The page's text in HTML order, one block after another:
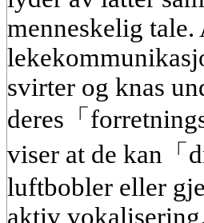
menneskelig
svirter og knas
deres「
viser at de kan「
luftbobler eller
aktiv